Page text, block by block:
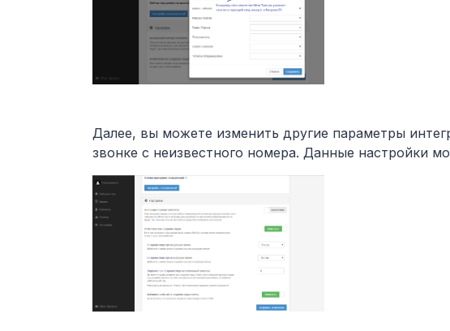
Далее, вы можете изменить другие параметры
звонке с неизвестного номера. Данные настройки